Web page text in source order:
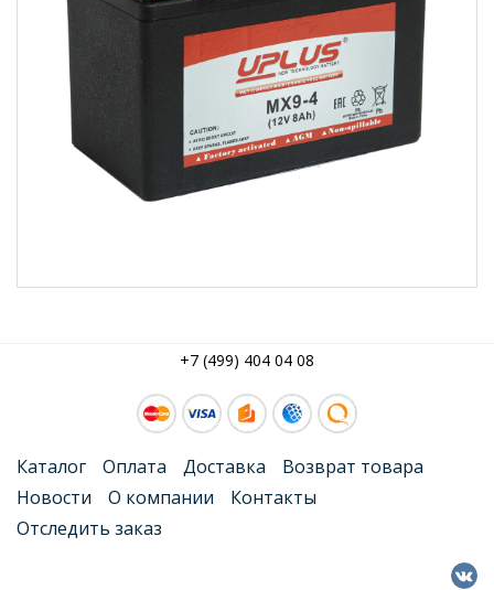
+7 (499) 404 04 08
Каталог Оплата Доставка
Возврат товара
Новости
О компании
Контакты
Отследить заказ